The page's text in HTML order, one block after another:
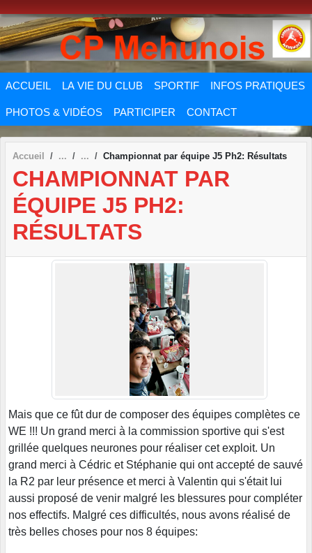
ACCUEIL LA VIE DU CLUB SPORTIF INFOS PRATIQUES
PHOTOS & VIDÉOS PARTICIPER CONTACT
Accueil Championnat par équipe J5 Ph2: Résultats
CHAMPIONNAT PAR
ÉQUIPE J5 PH2:
RÉSULTATS
Mais que ce fût dur de composer des équipes complètes ce
WE !!! Un grand merci à la commission sportive qui s'est
grillée quelques neurones pour réaliser cet exploit. Un
grand merci à Cédric et Stéphanie qui ont accepté de sauvé
la R2 par leur présence et merci à Valentin qui s'était lui
aussi proposé de venir malgré les blessures pour compléter
nos effectifs. Malgré ces difficultés, nous avons réalisé de
très belles choses pour nos 8 équipes: